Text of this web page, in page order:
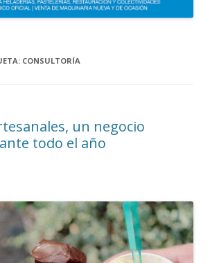
CONSULTORÍA
un negocio
todo el año